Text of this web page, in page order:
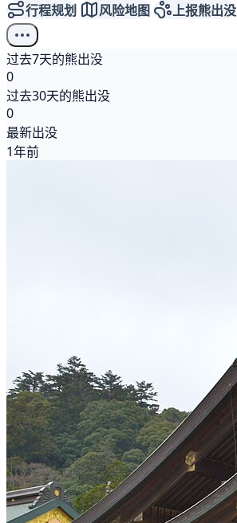
行程规划 风险地图 上报熊出没
过去7天的熊出没
0
过去30天的熊出没
0
最新出没
1年前